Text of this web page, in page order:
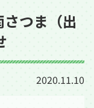
つま（出
2020.11.10